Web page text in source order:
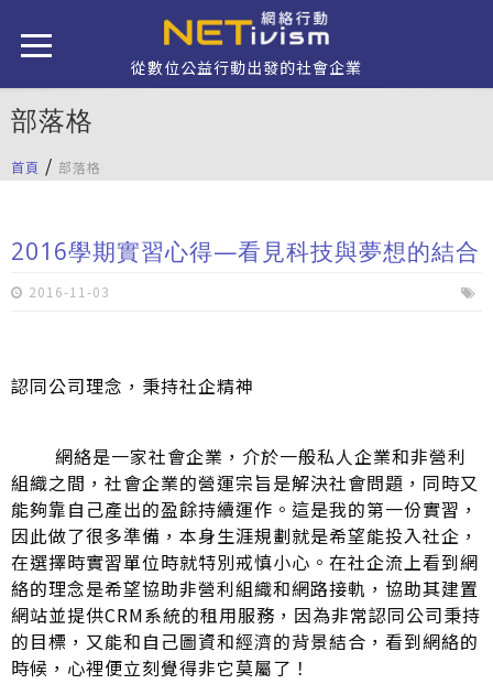
從數位公益行動出發的社會企業
部落格
您在這裡
首頁 / 部落格
2016學期實習心得—看見科技與夢想的結合
2016-11-03
認同公司理念，秉持社企精神
網絡是一家社會企業，介於一般私人企業和非營利
組織之間，社會企業的營運宗旨是解決社會問題，同時又
能夠靠自己產出的盈餘持續運作。這是我的第一份實習，
因此做了很多準備，本身生涯規劃就是希望能投入社企，
在選擇時實習單位時就特別戒慎小心。在社企流上看到網
絡的理念是希望協助非營利組織和網路接軌，協助其建置
網站並提供CRM系統的租用服務，因為非常認同公司秉持
的目標，又能和自己圖資和經濟的背景結合，看到網絡的
時候，心裡便立刻覺得非它莫屬了！